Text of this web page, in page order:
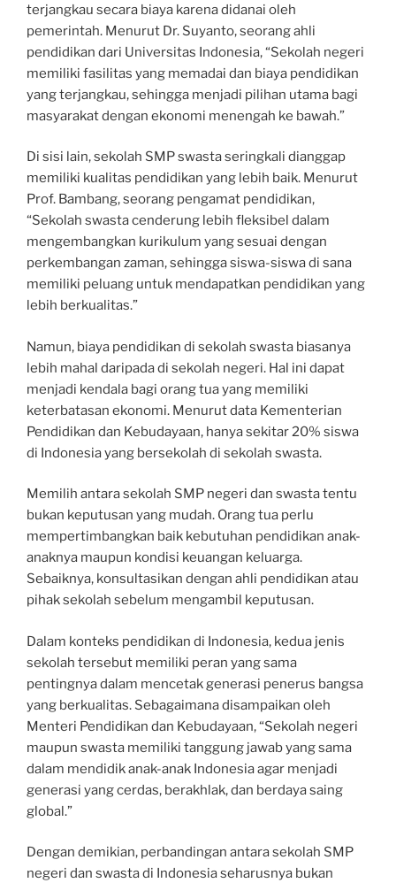
terjangkau secara biaya karena didanai oleh
pemerintah. Menurut Dr. Suyanto, seorang ahli
pendidikan dari Universitas Indonesia, “Sekolah negeri
memiliki fasilitas yang memadai dan biaya pendidikan
yang terjangkau, sehingga menjadi pilihan utama bagi
masyarakat dengan ekonomi menengah ke bawah.”
Di sisi lain, sekolah SMP swasta seringkali dianggap
memiliki kualitas pendidikan yang lebih baik. Menurut
Prof. Bambang, seorang pengamat pendidikan,
“Sekolah swasta cenderung lebih fleksibel dalam
mengembangkan kurikulum yang sesuai dengan
perkembangan zaman, sehingga siswa-siswa di sana
memiliki peluang untuk mendapatkan pendidikan yang
lebih berkualitas.”
Namun, biaya pendidikan di sekolah swasta biasanya
lebih mahal daripada di sekolah negeri. Hal ini dapat
menjadi kendala bagi orang tua yang memiliki
keterbatasan ekonomi. Menurut data Kementerian
Pendidikan dan Kebudayaan, hanya sekitar 20% siswa
di Indonesia yang bersekolah di sekolah swasta.
Memilih antara sekolah SMP negeri dan swasta tentu
bukan keputusan yang mudah. Orang tua perlu
mempertimbangkan baik kebutuhan pendidikan anak-
anaknya maupun kondisi keuangan keluarga.
Sebaiknya, konsultasikan dengan ahli pendidikan atau
pihak sekolah sebelum mengambil keputusan.
Dalam konteks pendidikan di Indonesia, kedua jenis
sekolah tersebut memiliki peran yang sama
pentingnya dalam mencetak generasi penerus bangsa
yang berkualitas. Sebagaimana disampaikan oleh
Menteri Pendidikan dan Kebudayaan, “Sekolah negeri
maupun swasta memiliki tanggung jawab yang sama
dalam mendidik anak-anak Indonesia agar menjadi
generasi yang cerdas, berakhlak, dan berdaya saing
global.”
Dengan demikian, perbandingan antara sekolah SMP
negeri dan swasta di Indonesia seharusnya bukan